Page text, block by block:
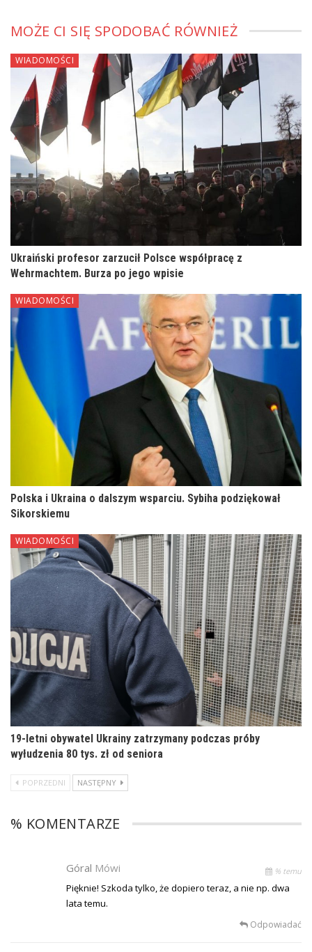
MOŻE CI SIĘ SPODOBAĆ RÓWNIEŻ
WIADOMOŚCI
Ukraiński profesor zarzucił Polsce współpracę z
Wehrmachtem. Burza po jego wpisie
WIADOMOŚCI
Polska i Ukraina o dalszym wsparciu. Sybiha podziękował
Sikorskiemu
WIADOMOŚCI
19-letni obywatel Ukrainy zatrzymany podczas próby
wyłudzenia 80 tys. zł od seniora
POPRZEDNI NASTĘPNY
% KOMENTARZE
Góral Mówi % temu
Pięknie! Szkoda tylko, że dopiero teraz, a nie np. dwa
lata temu.
Odpowiadać